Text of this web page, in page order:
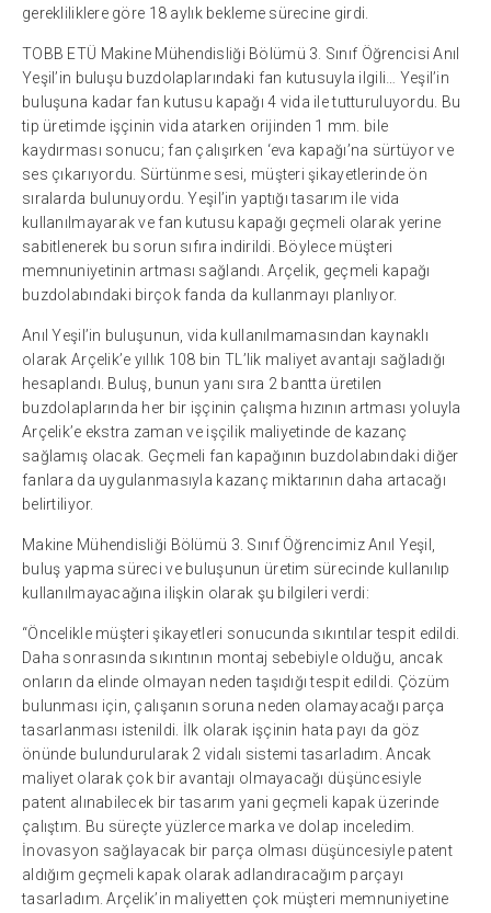
gerekliliklere göre 18 aylık bekleme sürecine girdi.
TOBB ETÜ Makine Mühendisliği Bölümü 3. Sınıf Öğrencisi Anıl
Yeşil’in buluşu buzdolaplarındaki fan kutusuyla ilgili… Yeşil’in
buluşuna kadar fan kutusu kapağı 4 vida ile tutturuluyordu. Bu
tip üretimde işçinin vida atarken orijinden 1 mm. bile
kaydırması sonucu; fan çalışırken ‘eva kapağı’na sürtüyor ve
ses çıkarıyordu. Sürtünme sesi, müşteri şikayetlerinde ön
sıralarda bulunuyordu. Yeşil’in yaptığı tasarım ile vida
kullanılmayarak ve fan kutusu kapağı geçmeli olarak yerine
sabitlenerek bu sorun sıfıra indirildi. Böylece müşteri
memnuniyetinin artması sağlandı. Arçelik, geçmeli kapağı
buzdolabındaki birçok fanda da kullanmayı planlıyor.
Anıl Yeşil’in buluşunun, vida kullanılmamasından kaynaklı
olarak Arçelik’e yıllık 108 bin TL’lik maliyet avantajı sağladığı
hesaplandı. Buluş, bunun yanı sıra 2 bantta üretilen
buzdolaplarında her bir işçinin çalışma hızının artması yoluyla
Arçelik’e ekstra zaman ve işçilik maliyetinde de kazanç
sağlamış olacak. Geçmeli fan kapağının buzdolabındaki diğer
fanlara da uygulanmasıyla kazanç miktarının daha artacağı
belirtiliyor.
Makine Mühendisliği Bölümü 3. Sınıf Öğrencimiz Anıl Yeşil,
buluş yapma süreci ve buluşunun üretim sürecinde kullanılıp
kullanılmayacağına ilişkin olarak şu bilgileri verdi:
“Öncelikle müşteri şikayetleri sonucunda sıkıntılar tespit edildi.
Daha sonrasında sıkıntının montaj sebebiyle olduğu, ancak
onların da elinde olmayan neden taşıdığı tespit edildi. Çözüm
bulunması için, çalışanın soruna neden olamayacağı parça
tasarlanması istenildi. İlk olarak işçinin hata payı da göz
önünde bulundurularak 2 vidalı sistemi tasarladım. Ancak
maliyet olarak çok bir avantajı olmayacağı düşüncesiyle
patent alınabilecek bir tasarım yani geçmeli kapak üzerinde
çalıştım. Bu süreçte yüzlerce marka ve dolap inceledim.
İnovasyon sağlayacak bir parça olması düşüncesiyle patent
aldığım geçmeli kapak olarak adlandıracağım parçayı
tasarladım. Arçelik’in maliyetten çok müşteri memnuniyetine